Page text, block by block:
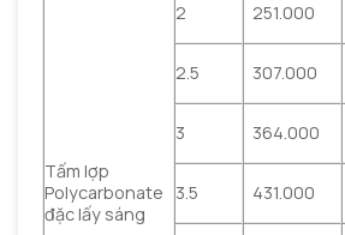
Tấm lợp
Polycarbonate
đặc lấy sáng
2 251.000
2.5 307.000
3 364.000
3.5 431.000